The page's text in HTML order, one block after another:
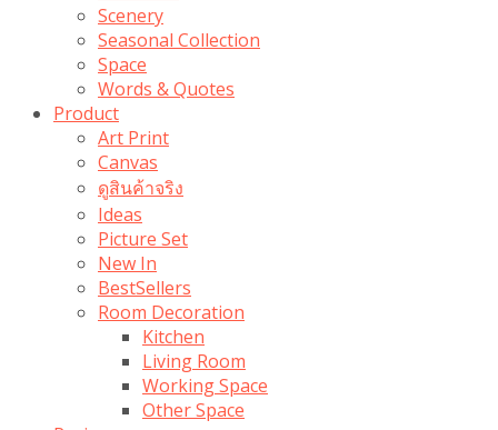
Scenery
Seasonal Collection
Space
Words & Quotes
Product
Art Print
Canvas
ดูสินค้าจริง
Ideas
Picture Set
New In
BestSellers
Room Decoration
Kitchen
Living Room
Working Space
Other Space